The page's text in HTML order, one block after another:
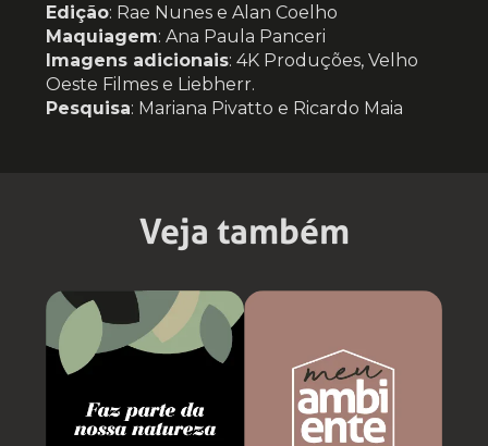
Edição: Rae Nunes e Alan Coelho
Maquiagem: Ana Paula Panceri
Imagens adicionais: 4K Produções, Velho
Oeste Filmes e Liebherr.
Pesquisa: Mariana Pivatto e Ricardo Maia
Veja também